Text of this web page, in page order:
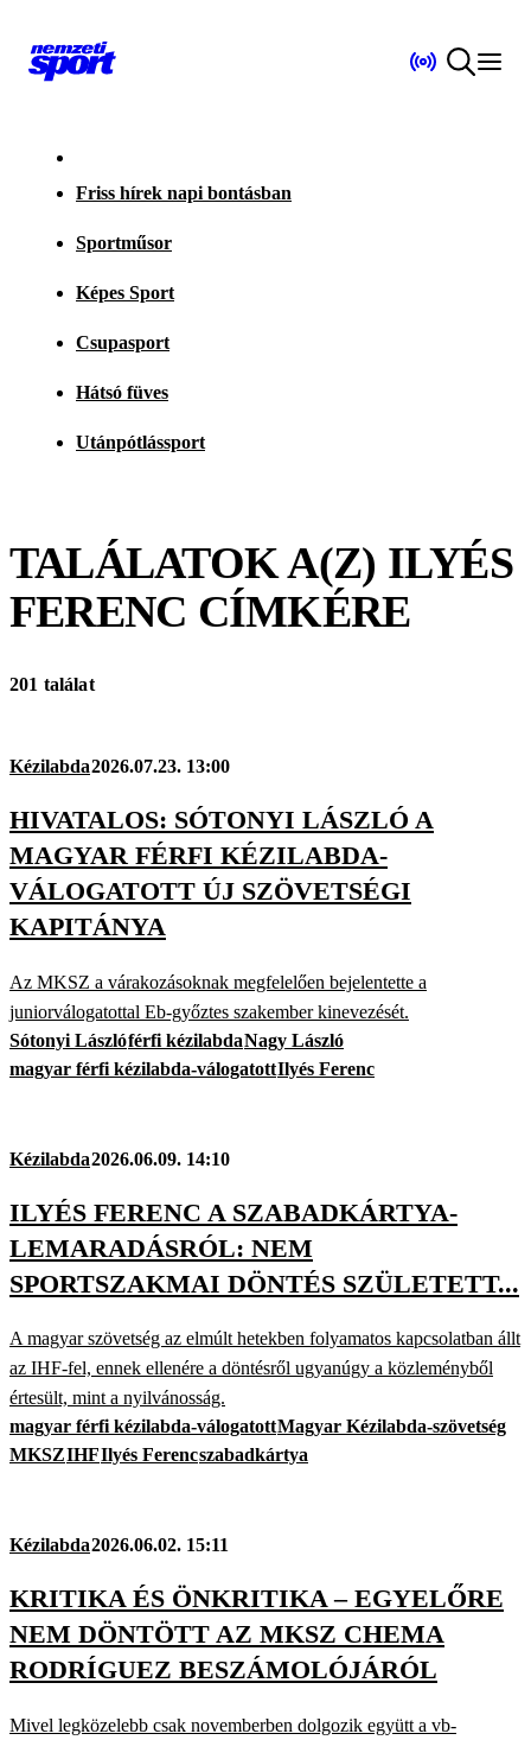
Friss hírek napi bontásban
Sportműsor
Képes Sport
Csupasport
Hátsó füves
Utánpótlássport
TALÁLATOK A(Z) ILYÉS
FERENC CÍMKÉRE
201 találat
Kézilabda2026.07.23. 13:00
HIVATALOS: SÓTONYI LÁSZLÓ A
MAGYAR FÉRFI KÉZILABDA-
VÁLOGATOTT ÚJ SZÖVETSÉGI
KAPITÁNYA
Az MKSZ a várakozásoknak megfelelően bejelentette a
juniorválogatottal Eb-győztes szakember kinevezését.
Sótonyi Lászlóférfi kézilabdaNagy László
magyar férfi kézilabda-válogatottIlyés Ferenc
Kézilabda2026.06.09. 14:10
ILYÉS FERENC A SZABADKÁRTYA-
LEMARADÁSRÓL: NEM
SPORTSZAKMAI DÖNTÉS SZÜLETETT...
A magyar szövetség az elmúlt hetekben folyamatos kapcsolatban állt
az IHF-fel, ennek ellenére a döntésről ugyanúgy a közleményből
értesült, mint a nyilvánosság.
magyar férfi kézilabda-válogatottMagyar Kézilabda-szövetség
MKSZIHFIlyés Ferencszabadkártya
Kézilabda2026.06.02. 15:11
KRITIKA ÉS ÖNKRITIKA – EGYELŐRE
NEM DÖNTÖTT AZ MKSZ CHEMA
RODRÍGUEZ BESZÁMOLÓJÁRÓL
Mivel legközelebb csak novemberben dolgozik együtt a vb-